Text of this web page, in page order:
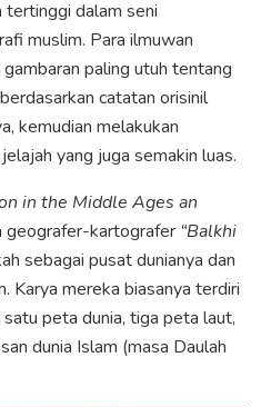
dalam seni
muslim. Para ilmuwan
paling utuh tentang
catatan orisinil
kemudian melakukan
yang juga semakin luas.
in the Middle Ages an
geografer-kartografer “Balkhi
sebagai pusat dunianya dan
Karya mereka biasanya terdiri
peta dunia, tiga peta laut,
dunia Islam (masa Daulah